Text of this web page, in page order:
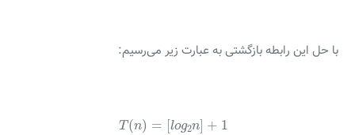
با حل این رابطه بازگشتی به عبارت زیر می‌رسیم:
T(n) = [log2 n] +
T (n) =[log2 ] +1